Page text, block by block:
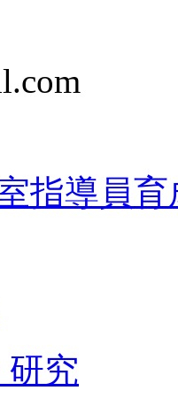
室指導員